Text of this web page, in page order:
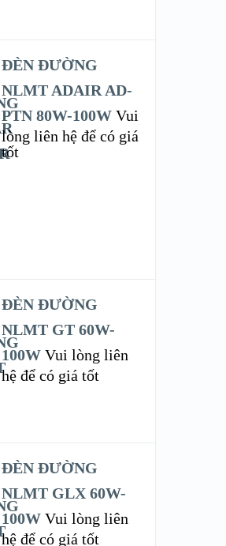
ĐÈN ĐƯỜNG
NLMT ADAIR AD-
PTN 80W-100W Vui
lòng liên hệ để có giá
tốt
ĐÈN ĐƯỜNG
NLMT GT 60W-
100W Vui lòng liên
hệ để có giá tốt
ĐÈN ĐƯỜNG
NLMT GLX 60W-
100W Vui lòng liên
hệ để có giá tốt